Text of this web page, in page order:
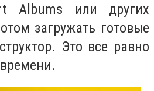
Albums или других
загружать готовые
Это все равно